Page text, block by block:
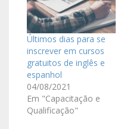
Últimos dias para se
inscrever em cursos
gratuitos de inglês e
espanhol
04/08/2021
Em "Capacitação e
Qualificação"